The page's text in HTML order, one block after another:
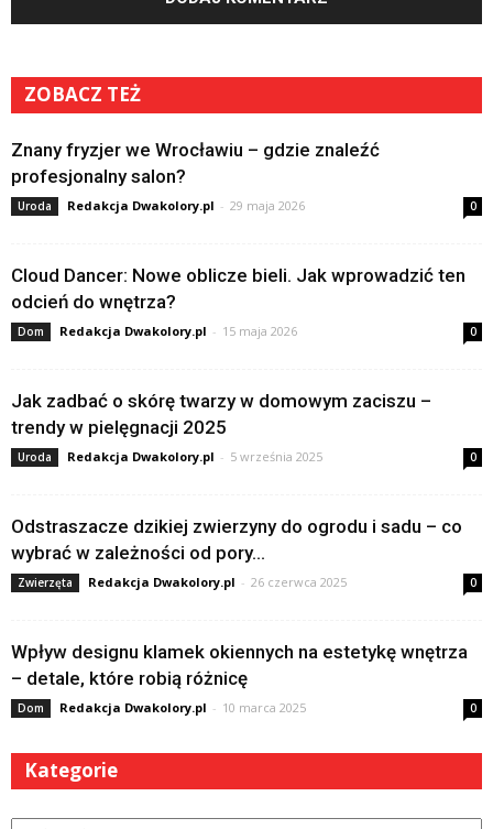
ZOBACZ TEŻ
Znany fryzjer we Wrocławiu – gdzie znaleźć
profesjonalny salon?
Uroda Redakcja Dwakolory.pl - 29 maja 2026 0
Cloud Dancer: Nowe oblicze bieli. Jak wprowadzić ten
odcień do wnętrza?
Dom Redakcja Dwakolory.pl - 15 maja 2026 0
Jak zadbać o skórę twarzy w domowym zaciszu –
trendy w pielęgnacji 2025
Uroda Redakcja Dwakolory.pl - 5 września 2025 0
Odstraszacze dzikiej zwierzyny do ogrodu i sadu – co
wybrać w zależności od pory...
Zwierzęta Redakcja Dwakolory.pl - 26 czerwca 2025 0
Wpływ designu klamek okiennych na estetykę wnętrza
– detale, które robią różnicę
Dom Redakcja Dwakolory.pl - 10 marca 2025 0
Kategorie
Kategorie